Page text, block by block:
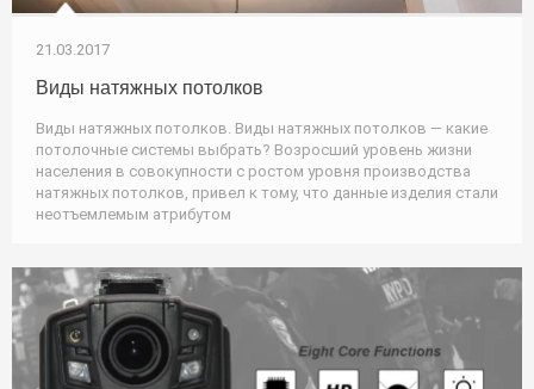
21.03.2017
Виды натяжных потолков
Виды натяжных потолков. Виды натяжных потолков — какие
потолочные системы выбрать? Возросший уровень жизни
населения в совокупности с ростом уровня производства
натяжных потолков, привел к тому, что данные изделия стали
неотъемлемым атрибутом